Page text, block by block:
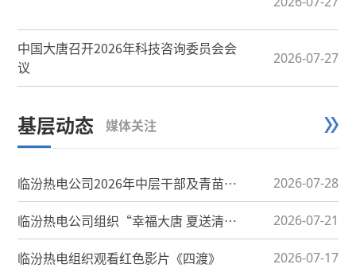
中国大唐召开2026年科技咨询委员会会
议
2026-07-27
基层动态 媒体关注
临汾热电公司2026年中层干部及青苗班
成员能力提升培训班圆满收官...
2026-07-28
临汾热电公司组织“幸福大唐 夏送清
凉”一线慰问
2026-07-21
临汾热电组织观看红色影片《四渡》 2026-07-17